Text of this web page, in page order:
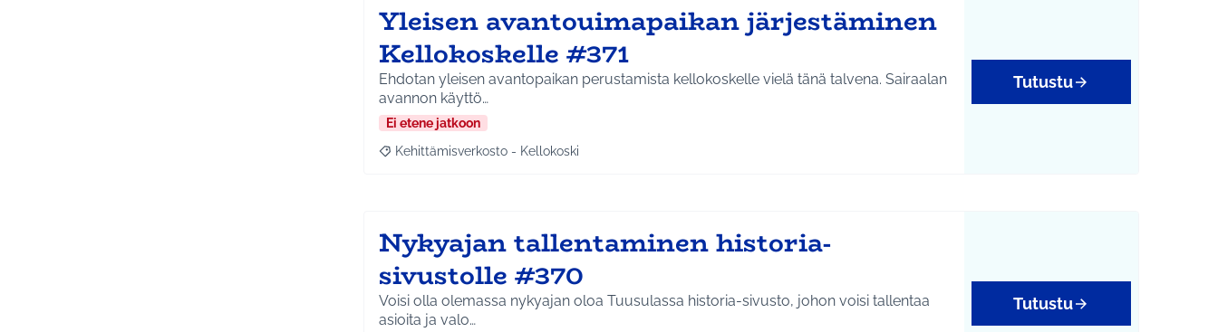
Yleisen avantouimapaikan järjestäminen
Kellokoskelle #371
Ehdotan yleisen avantopaikan perustamista kellokoskelle vielä tänä talvena. Sairaalan
avannon käyttö…
Ei etene jatkoon
Rajaa tulokset aihepiirin mukaan: Kehittämisverkosto - Kellokoski
Kehittämisverkosto - Kellokoski
Tutustu
Nykyajan tallentaminen historia-
sivustolle #370
Voisi olla olemassa nykyajan oloa Tuusulassa historia-sivusto, johon voisi tallentaa
asioita ja valo…
Tutustu